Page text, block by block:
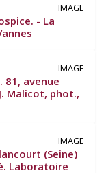
IMAGE
- La
IMAGE
81, avenue
Malicot, phot.,
IMAGE
(Seine)
Laboratoire